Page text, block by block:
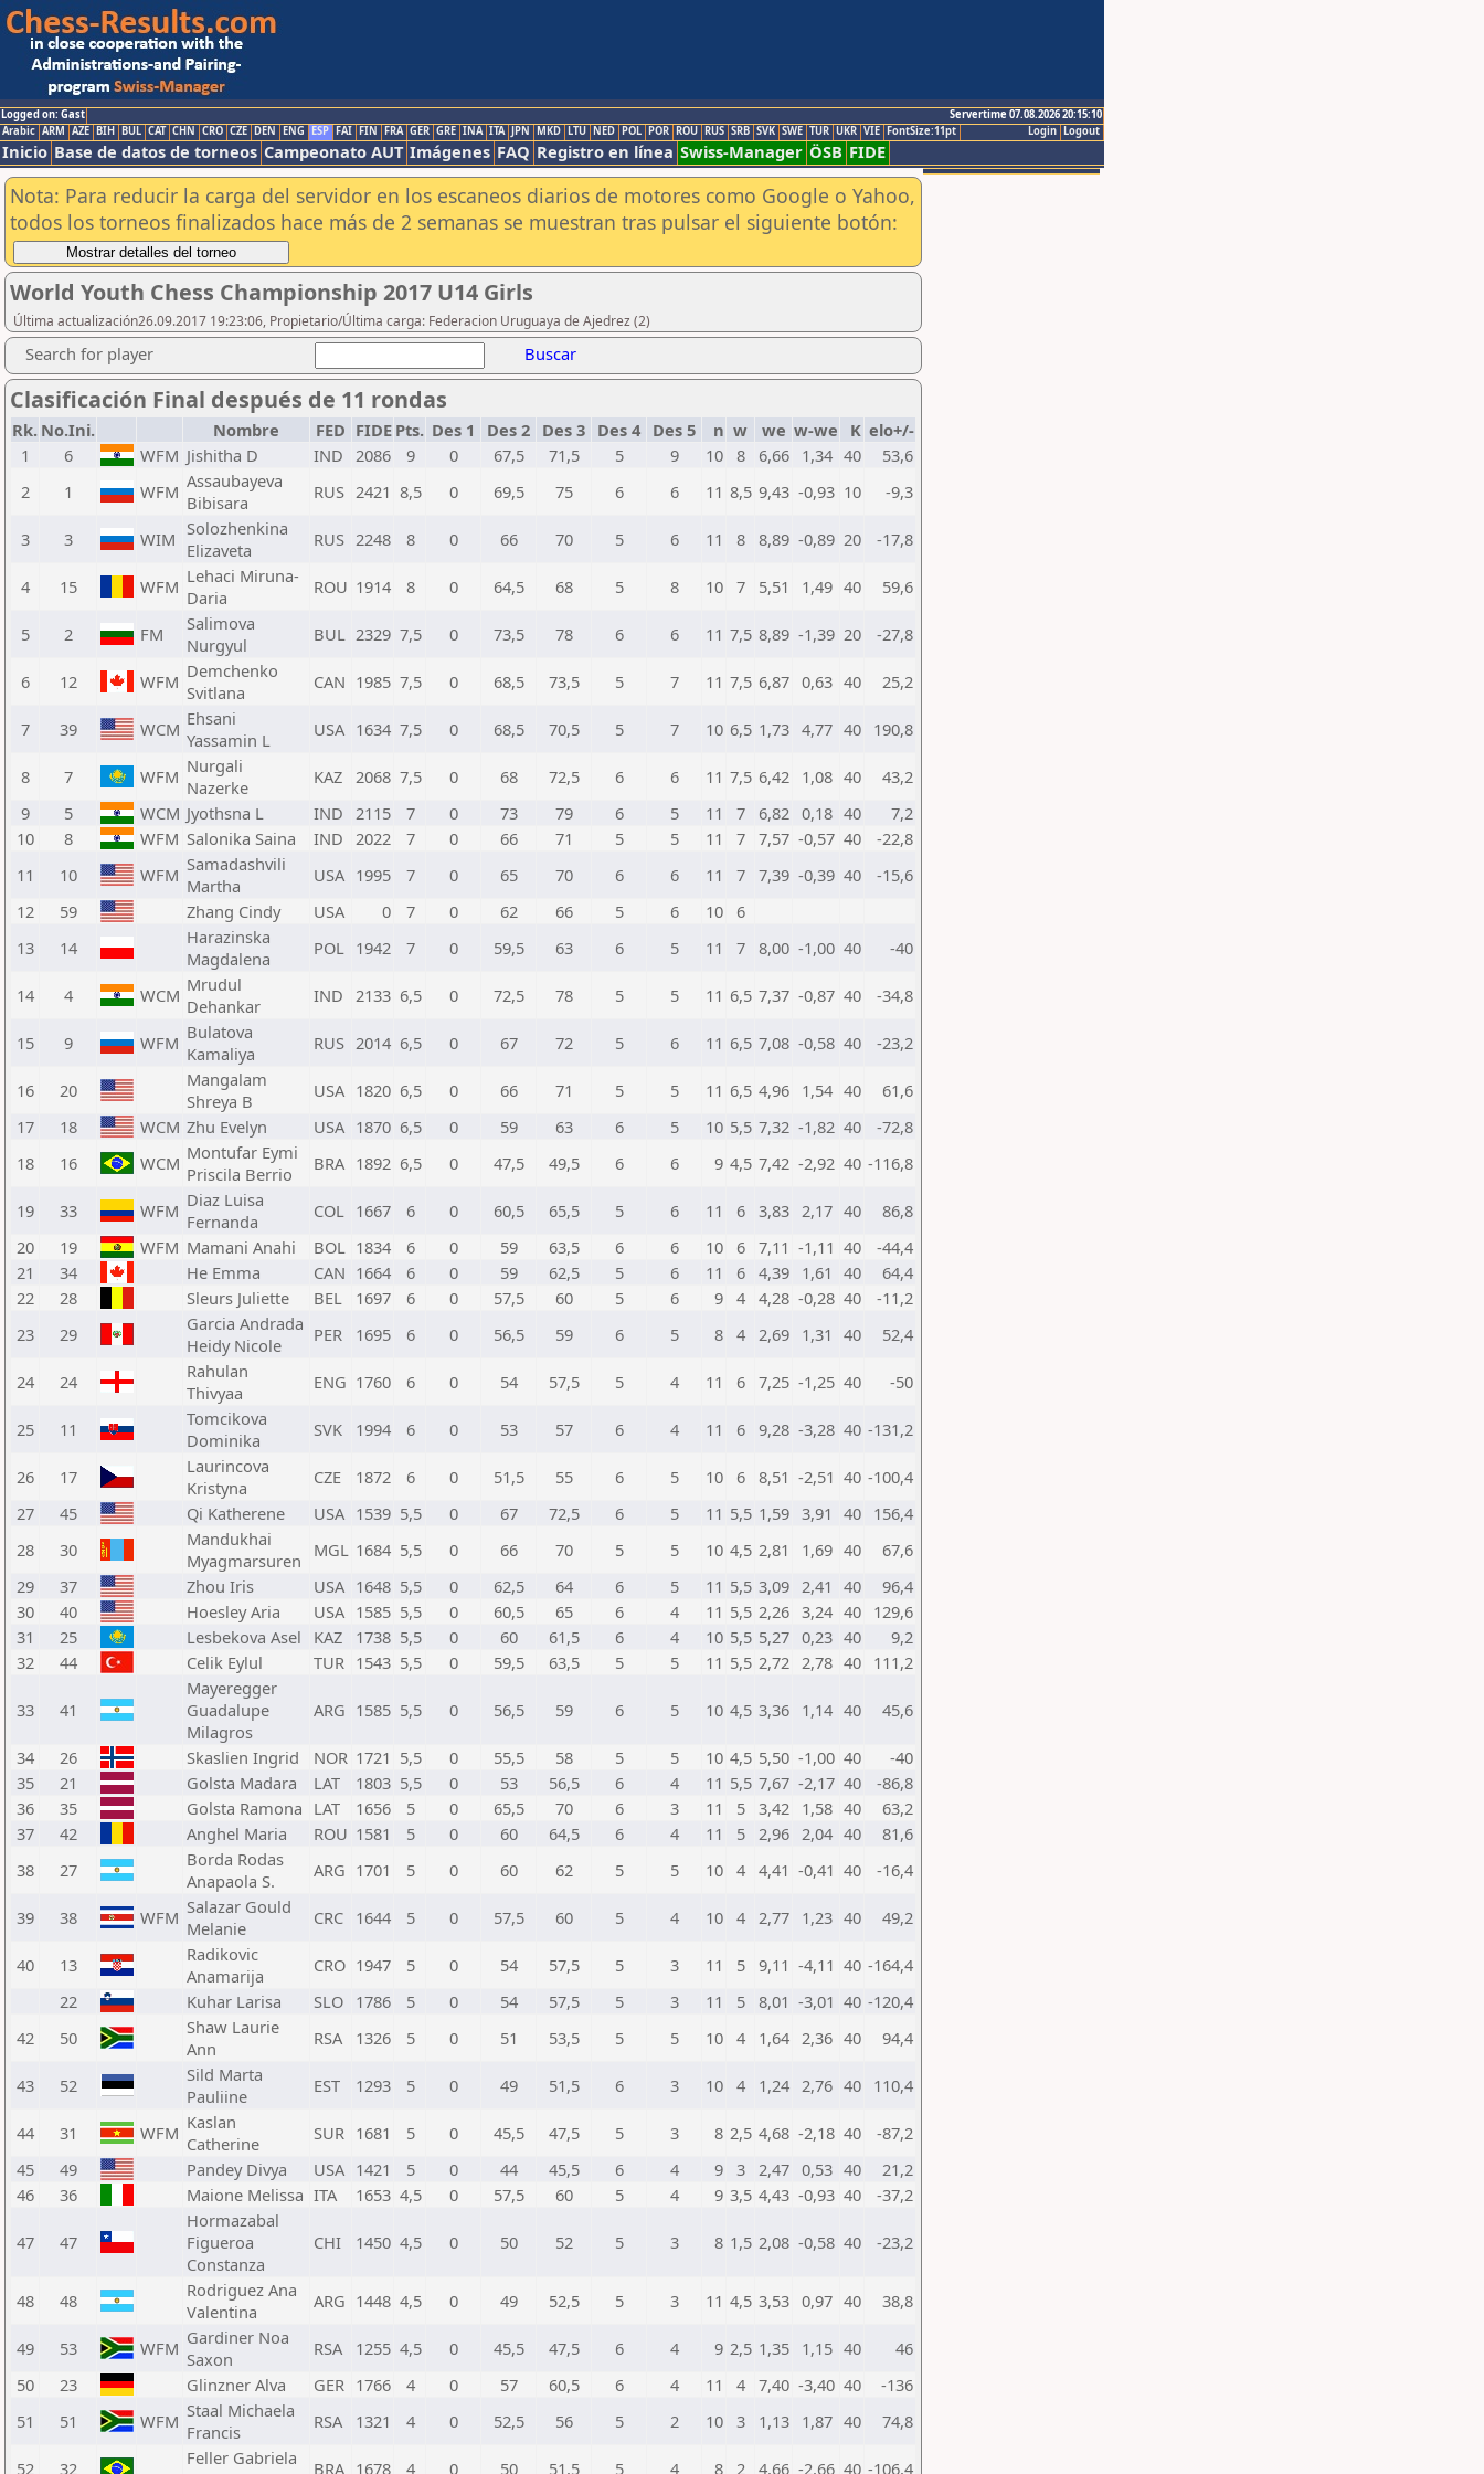
Logged on: Gast
Servertime 07.08.2026 20:15:10
Logout
Login
Arabic ARM AZE BIH BUL CAT CHN CRO CZE DEN ENG ESP FAI FIN FRA GER GRE INA ITA JPN MKD LTU NED POL POR ROU RUS SRB SVK SWE TUR UKR VIE FontSize:11pt
Inicio Base de datos de torneos Campeonato AUT Imágenes FAQ Registro en línea Swiss-Manager ÖSB FIDE
Nota: Para reducir la carga del servidor en los escaneos diarios de motores como Google o Yahoo,
todos los torneos finalizados hace más de 2 semanas se muestran tras pulsar el siguiente botón:
World Youth Chess Championship 2017 U14 Girls
Última actualización26.09.2017 19:23:06, Propietario/Última carga: Federacion Uruguaya de Ajedrez (2)
Search for player Buscar
Clasificación Final después de 11 rondas
Rk. No.Ini. Nombre FED FIDE Pts. Des 1 Des 2 Des 3 Des 4 Des 5 n w we w-we K elo+/-
1
6 WFM Jishitha D IND 2086 9 0 67,5 71,5 5 9 10 8 6,66 1,34 40
53,6
2
1 WFM Assaubayeva
Bibisara
RUS 2421 8,5 0 69,5 75 6 6 11 8,5 9,43 -0,93 10 -9,3
3 3 WIM Solozhenkina
Elizaveta
RUS 2248 8 0 66 70 5 6 11 8 8,89 -0,89 20 -17,8
4 15 WFM Lehaci Miruna-
Daria
ROU 1914 8 0 64,5 68 5 8 10 7 5,51 1,49 40 59,6
5 2 FM
Salimova
Nurgyul
BUL 2329 7,5 0 73,5 78 6 6 11 7,5 8,89 -1,39 20 -27,8
6 12 WFM Demchenko
Svitlana
CAN 1985 7,5 0 68,5 73,5 5 7 11 7,5 6,87 0,63 40 25,2
7 39 WCM Ehsani
Yassamin L
USA 1634 7,5 0 68,5 70,5 5 7 10 6,5 1,73 4,77 40 190,8
8 7 WFM Nurgali
Nazerke
KAZ 2068 7,5 0 68 72,5 6 6 11 7,5 6,42 1,08 40
43,2
9
5 WCM Jyothsna L IND 2115 7 0 73 79 6 5 11 7 6,82 0,18 40
7,2
10
8 WFM Salonika Saina IND 2022 7 0 66 71 5 5 11 7 7,57 -0,57 40
-22,8
11
10 WFM Samadashvili
Martha
USA 1995 7 0 65 70 6 6 11 7 7,39 -0,39 40
-15,6
12
59 Zhang Cindy USA 0 7 0 62 66 5 6 10 6
13
14
Harazinska
Magdalena
POL 1942 7 0 59,5 63 6 5 11 7 8,00 -1,00 40 -40
14 4 WCM Mrudul
Dehankar
IND 2133 6,5 0 72,5 78 5 5 11 6,5 7,37 -0,87 40 -34,8
15 9 WFM Bulatova
Kamaliya
RUS 2014 6,5 0 67 72 5 6 11 6,5 7,08 -0,58 40 -23,2
16 20
Mangalam
Shreya B
USA 1820 6,5 0 66 71 5 5 11 6,5 4,96 1,54 40
61,6
17
18 WCM Zhu Evelyn USA 1870 6,5 0 59 63 6 5 10 5,5 7,32 -1,82 40
-72,8
18
16 WCM Montufar Eymi
Priscila Berrio
BRA 1892 6,5 0 47,5 49,5 6 6 9 4,5 7,42 -2,92 40 -116,8
19 33 WFM Diaz Luisa
Fernanda
COL 1667 6 0 60,5 65,5 5 6 11 6 3,83 2,17 40
86,8
20
19 WFM Mamani Anahi BOL 1834 6 0 59 63,5 6 6 10 6 7,11 -1,11 40
-44,4
21
34 He Emma CAN 1664 6 0 59 62,5 5 6 11 6 4,39 1,61 40
64,4
22
28 Sleurs Juliette BEL 1697 6 0 57,5 60 5 6 9 4 4,28 -0,28 40
-11,2
23
29
Garcia Andrada
Heidy Nicole
PER 1695 6 0 56,5 59 6 5 8 4 2,69 1,31 40 52,4
24 24
Rahulan
Thivyaa
ENG 1760 6 0 54 57,5 5 4 11 6 7,25 -1,25 40 -50
25 11
Tomcikova
Dominika
SVK 1994 6 0 53 57 6 4 11 6 9,28 -3,28 40 -131,2
26 17
Laurincova
Kristyna
CZE 1872 6 0 51,5 55 6 5 10 6 8,51 -2,51 40 -100,4
27
45 Qi Katherene USA 1539 5,5 0 67 72,5 6 5 11 5,5 1,59 3,91 40 156,4
28
30
Mandukhai
Myagmarsuren
MGL 1684 5,5 0 66 70 5 5 10 4,5 2,81 1,69 40
67,6
29
37 Zhou Iris USA 1648 5,5 0 62,5 64 6 5 11 5,5 3,09 2,41 40
96,4
30
40 Hoesley Aria USA 1585 5,5 0 60,5 65 6 4 11 5,5 2,26 3,24 40 129,6
31
25 Lesbekova Asel KAZ 1738 5,5 0 60 61,5 6 4 10 5,5 5,27 0,23 40
9,2
32
44 Celik Eylul TUR 1543 5,5 0 59,5 63,5 5 5 11 5,5 2,72 2,78 40 111,2
33 41
Mayeregger
Guadalupe
Milagros
ARG 1585 5,5 0 56,5 59 6 5 10 4,5 3,36 1,14 40 45,6
34 26 Skaslien Ingrid NOR 1721 5,5 0 55,5 58 5 5 10 4,5 5,50 -1,00 40
-40
35
21 Golsta Madara LAT 1803 5,5 0 53 56,5 6 4 11 5,5 7,67 -2,17 40
-86,8
36
35 Golsta Ramona LAT 1656 5 0 65,5 70 6 3 11 5 3,42 1,58 40
63,2
37
42 Anghel Maria ROU 1581 5 0 60 64,5 6 4 11 5 2,96 2,04 40
81,6
38
27
Borda Rodas
Anapaola S.
ARG 1701 5 0 60 62 5 5 10 4 4,41 -0,41 40 -16,4
39 38 WFM Salazar Gould
Melanie
CRC 1644 5 0 57,5 60 5 4 10 4 2,77 1,23 40 49,2
40 13
Radikovic
Anamarija
CRO 1947 5 0 54 57,5 5 3 11 5 9,11 -4,11 40 -164,4
22
Kuhar Larisa SLO 1786 5 0 54 57,5 5 3 11 5 8,01 -3,01 40 -120,4
42
50
Shaw Laurie
Ann
RSA 1326 5 0 51 53,5 5 5 10 4 1,64 2,36 40 94,4
43 52
Sild Marta
Pauliine
EST 1293 5 0 49 51,5 6 3 10 4 1,24 2,76 40 110,4
44 31 WFM Kaslan
Catherine
SUR 1681 5 0 45,5 47,5 5 3 8 2,5 4,68 -2,18 40
-87,2
45
49 Pandey Divya USA 1421 5 0 44 45,5 6 4 9 3 2,47 0,53 40
21,2
46
36 Maione Melissa ITA 1653 4,5 0 57,5 60 5 4 9 3,5 4,43 -0,93 40 -37,2
47 47
Hormazabal
Figueroa
Constanza
CHI 1450 4,5 0 50 52 5 3 8 1,5 2,08 -0,58 40 -23,2
48 48
Rodriguez Ana
Valentina
ARG 1448 4,5 0 49 52,5 5 3 11 4,5 3,53 0,97 40 38,8
49 53 WFM Gardiner Noa
Saxon
RSA 1255 4,5 0 45,5 47,5 6 4 9 2,5 1,35 1,15 40
46
50
23 Glinzner Alva GER 1766 4 0 57 60,5 6 4 11 4 7,40 -3,40 40
-136
51
51 WFM Staal Michaela
Francis
RSA 1321 4 0 52,5 56 5 2 10 3 1,13 1,87 40 74,8
52 32
Feller Gabriela
BRA 1678 4 0 50 51,5 5 4 8 2 4,66 -2,66 40 -106,4